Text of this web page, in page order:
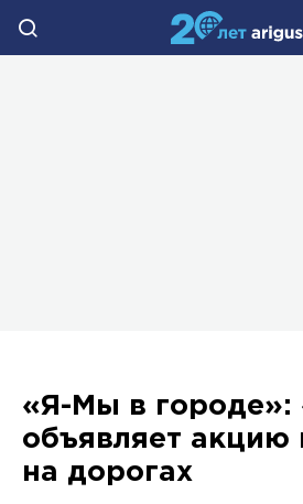
«Я-Мы в городе»:
объявляет акцию
на дорогах